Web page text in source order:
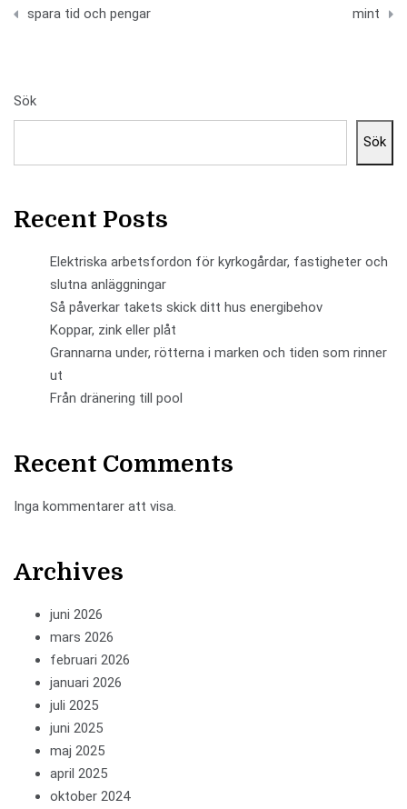
spara tid och pengar
mint
Sök
Sök
Recent Posts
Elektriska arbetsfordon för kyrkogårdar, fastigheter och
slutna anläggningar
Så påverkar takets skick ditt hus energibehov
Koppar, zink eller plåt
Grannarna under, rötterna i marken och tiden som rinner
ut
Från dränering till pool
Recent Comments
Inga kommentarer att visa.
Archives
juni 2026
mars 2026
februari 2026
januari 2026
juli 2025
juni 2025
maj 2025
april 2025
oktober 2024